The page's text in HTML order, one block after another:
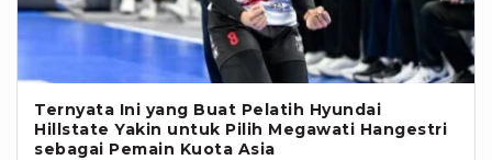
Ternyata Ini yang Buat Pelatih Hyundai
Hillstate Yakin untuk Pilih Megawati Hangestri
sebagai Pemain Kuota Asia